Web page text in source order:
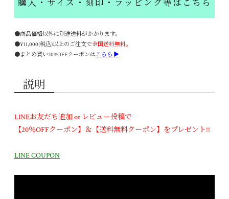
購入・サイズ・刻印・ラッピング等はこちら
●商品価格以外に別途送料がかかります。
●¥11,000(税込)以上のご注文で全国送料無料。
●まとめ買い20%OFFクーポンはこちら ▶
説明
LINEお友だち追加 or レビュー投稿で
【20％OFFクーポン】＆【送料無料クーポン】をプレゼント!!
LINE COUPON